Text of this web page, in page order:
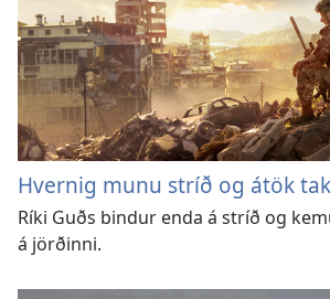
Hvernig munu stríð og átök
Ríki Guðs bindur enda á stríð og
á jörðinni.